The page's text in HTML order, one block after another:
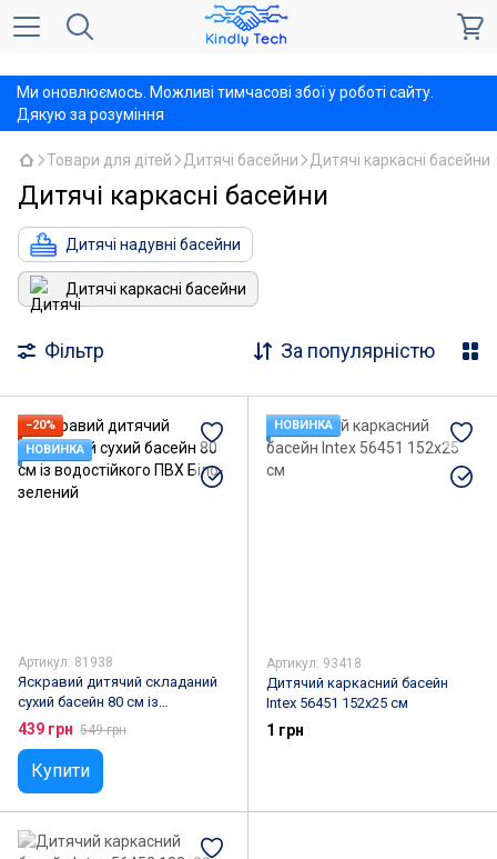
Ми оновлюємось. Можливі тимчасові збої у роботі сайту.
Дякую за розуміння
Товари для дітей Дитячі басейни Дитячі каркасні басейни
Дитячі каркасні басейни
Дитячі надувні басейни
Дитячі каркасні басейни
Фільтр За популярністю
−20%
НОВИНКА
Артикул: 81938
Яскравий дитячий складаний
сухий басейн 80 см із
водостійкого ПВХ Біло-
зелений
439 грн 549 грн
Купити
НОВИНКА
Артикул: 93418
Дитячий каркасний басейн
Intex 56451 152х25 см
1 грн